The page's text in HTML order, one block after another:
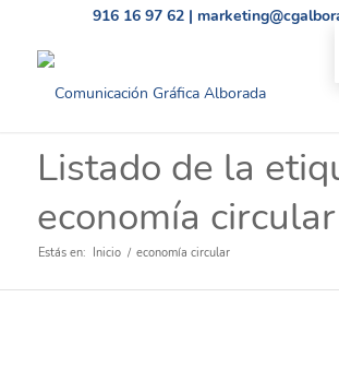
916 16 97 62 |
Listado de la
economía circular
Estás en: Inicio / economía circular